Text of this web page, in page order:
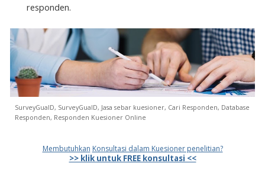
responden.
SurveyGuaID, SurveyGuaID, Jasa sebar kuesioner, Cari Responden, Database
Responden, Responden Kuesioner Online
Membutuhkan Konsultasi dalam Kuesioner penelitian?
>> klik untuk FREE konsultasi <<